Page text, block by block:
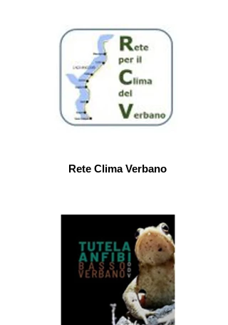
Rete Clima Verbano